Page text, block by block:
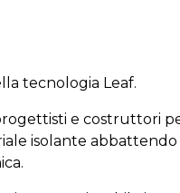
tecnologia Leaf.
e costruttori
isolante abbattendo